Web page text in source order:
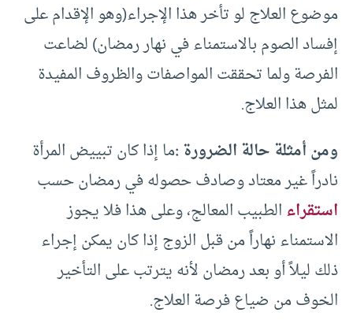
موضوع العلاج لو تأخر هذا الإجراء(وهو الإقدام على
إفساد الصوم بالاستمناء في نهار رمضان) لضاعت
الفرصة ولما تحققت المواصفات والظروف المفيدة
لمثل هذا العلاج.
ومن أمثلة حالة الضرورة :ما إذا كان تبييض المرأة
نادراً غير معتاد وصادف حصوله في رمضان حسب
استقراءالطبيب المعالج، وعلى هذا فلا يجوز
الاستمناء نهاراً من قبل الزوج إذا كان يمكن إجراء
ذلك ليلاً أو بعد رمضان لأنه يترتب على التأخير
الخوف من ضياع فرصة العلاج.